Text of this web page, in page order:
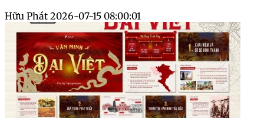
Hữu Phát 2026-07-15 08:00:01